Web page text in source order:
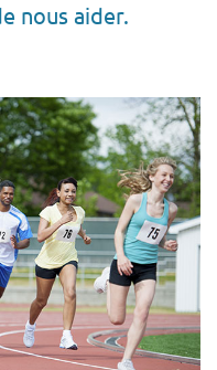
nous aider.